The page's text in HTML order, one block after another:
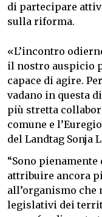
di partecipare
sulla riforma.
«L’incontro
il nostro auspicio
capace di agire.
vadano in questa
più stretta
comune e
del Landtag Sonja
“Sono
attribuire ancora
all’organismo che
legislativi dei